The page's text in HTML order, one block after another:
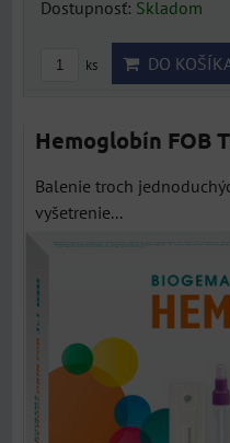
Dostupnosť: Skladom
ks DO
Hemoglobín FOB
Balenie troch
vyšetrenie...